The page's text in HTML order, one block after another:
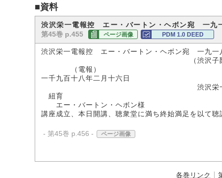
■資料
渋沢栄一電報控 エー・バートン・ヘボン宛 一九
第45巻 p.455 ページ画像 PDM 1.0 DEED
渋沢栄一電報控 エー・バートン・ヘボン宛 一九一
（渋沢子爵家所
（電報）
一千九百十八年二月十六日
渋沢栄
紐育
エー・バートン・ヘボン様
講座成立、本日開講、聴衆堂に満ち終始満足を以て聴
- 第45巻 p.456 - ページ画像
各巻リンク